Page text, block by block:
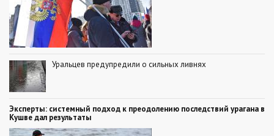
Уральцев предупредили о сильных ливнях
Эксперты: системный подход к преодолению последствий урагана в
Кушве дал результаты